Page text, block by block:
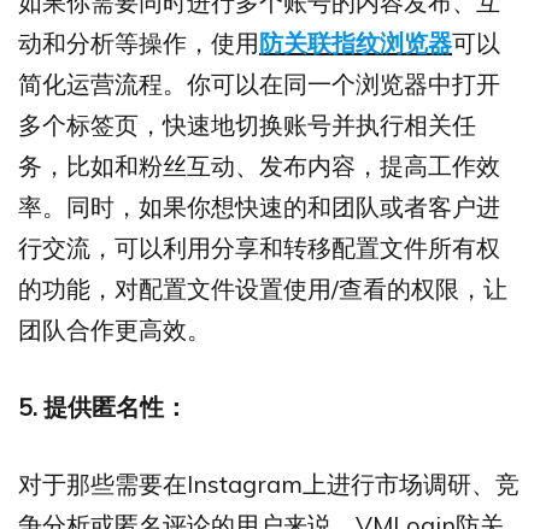
动和分析等操作，使用 防关联指纹浏览器可以
简化运营流程。你可以在同一个浏览器中打开
多个标签页，快速地切换账号并执行相关任
务，比如和粉丝互动、发布内容，提高工作效
率。同时，如果你想快速的和团队或者客户进
行交流，可以利用分享和转移配置文件所有权
的功能，对配置文件设置使用/查看的权限，让
团队合作更高效。
5. 提供匿名性：
对于那些需要在Instagram上进行市场调研、竞